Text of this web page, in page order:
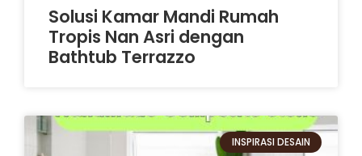
Solusi Kamar Mandi Rumah
Tropis Nan Asri dengan
Bathtub Terrazzo
INSPIRASI DESAIN